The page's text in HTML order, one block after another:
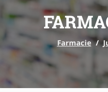
Farmacie /